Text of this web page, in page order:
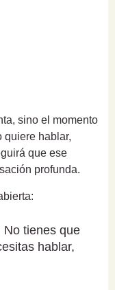
sino el momento
quiere hablar,
que ese
profunda.
No tienes que
hablar,